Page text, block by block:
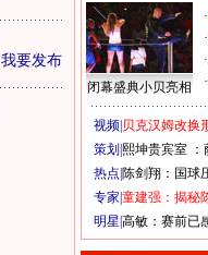
我要发布
闭幕盛典小贝亮相
·
·
·
·
视频| 贝克汉姆改换
策划| 熙坤贵宾室 ：
热点| 陈剑翔：国球
专家| 童建强：揭秘
明星| 高敏：赛前已